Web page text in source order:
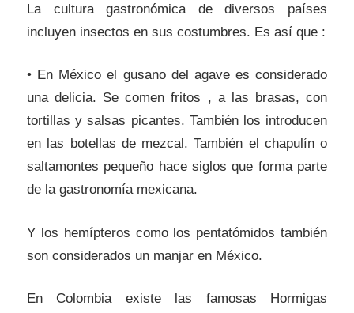
La cultura gastronómica de diversos países
incluyen insectos en sus costumbres. Es así que :
• En México el gusano del agave es considerado
una delicia. Se comen fritos , a las brasas, con
tortillas y salsas picantes. También los introducen
en las botellas de mezcal. También el chapulín o
saltamontes pequeño hace siglos que forma parte
de la gastronomía mexicana.
Y los hemípteros como los pentatómidos también
son considerados un manjar en México.
En Colombia existe las famosas Hormigas